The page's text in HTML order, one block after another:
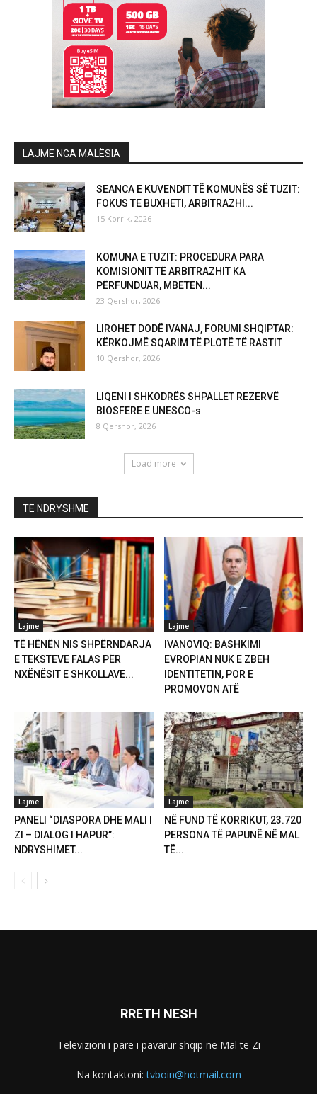
LAJME NGA MALËSIA
SEANCA E KUVENDIT TË KOMUNËS SË TUZIT:
FOKUS TE BUXHETI, ARBITRAZHI...
15 Korrik, 2026
KOMUNA E TUZIT: PROCEDURA PARA
KOMISIONIT TË ARBITRAZHIT KA
PËRFUNDUAR, MBETEN...
23 Qershor, 2026
LIROHET DODË IVANAJ, FORUMI SHQIPTAR:
KËRKOJMË SQARIM TË PLOTË TË RASTIT
10 Qershor, 2026
LIQENI I SHKODRËS SHPALLET REZERVË
BIOSFERE E UNESCO-s
8 Qershor, 2026
Load more
TË NDRYSHME
Lajme
TË HËNËN NIS SHPËRNDARJA
E TEKSTEVE FALAS PËR
NXËNËSIT E SHKOLLAVE...
Lajme
IVANOVIQ: BASHKIMI
EVROPIAN NUK E ZBEH
IDENTITETIN, POR E
PROMOVON ATË
Lajme
PANELI “DIASPORA DHE MALI I
ZI – DIALOG I HAPUR”:
NDRYSHIMET...
Lajme
NË FUND TË KORRIKUT, 23.720
PERSONA TË PAPUNË NË MAL
TË...
RRETH NESH
Televizioni i parë i pavarur shqip në Mal të Zi
Na kontaktoni:tvboin@hotmail.com